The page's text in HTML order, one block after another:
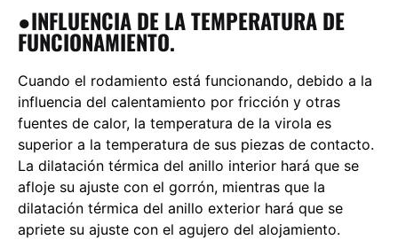
●INFLUENCIA DE LA TEMPERATURA DE
FUNCIONAMIENTO.
Cuando el rodamiento está funcionando, debido a la
influencia del calentamiento por fricción y otras
fuentes de calor, la temperatura de la virola es
superior a la temperatura de sus piezas de contacto.
La dilatación térmica del anillo interior hará que se
afloje su ajuste con el gorrón, mientras que la
dilatación térmica del anillo exterior hará que se
apriete su ajuste con el agujero del alojamiento.